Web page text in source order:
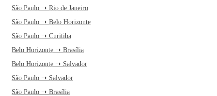
São Paulo ➝ Rio de Janeiro
São Paulo ➝ Belo Horizonte
São Paulo ➝ Curitiba
Belo Horizonte ➝ Brasília
Belo Horizonte ➝ Salvador
São Paulo ➝ Salvador
São Paulo ➝ Brasília